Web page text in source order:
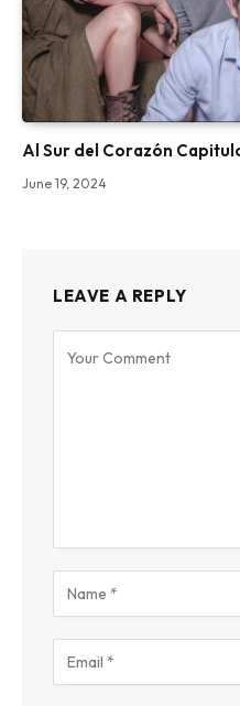
Al Sur del Corazón
June 19, 2024
LEAVE A REPLY